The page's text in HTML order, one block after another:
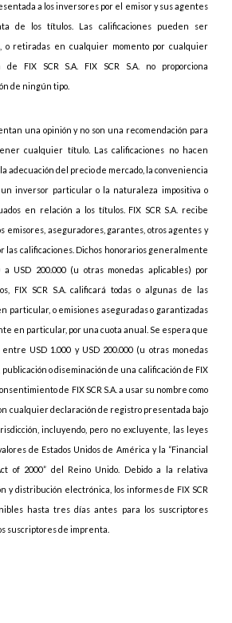
a los inversores por el emisor y sus agentes
de los títulos. Las calificaciones pueden ser
o retiradas en cualquier momento por cualquier
FIX SCR S.A. FIX SCR S.A. no proporciona
de ningún tipo.
una opinión y no son una recomendación para
cualquier título. Las calificaciones no hacen
adecuación del precio de mercado, la conveniencia
inversor particular o la naturaleza impositiva o
en relación a los títulos. FIX SCR S.A. recibe
emisores, aseguradores, garantes, otros agentes y
las calificaciones. Dichos honorarios generalmente
a USD 200.000 (u otras monedas aplicables) por
FIX SCR S.A. calificará todas o algunas de las
particular, o emisiones aseguradas o garantizadas
en particular, por una cuota anual. Se espera que
USD 1.000 y USD 200.000 (u otras monedas
o diseminación de una calificación de FIX
de FIX SCR S.A. a usar su nombre como
cualquier declaración de registro presentada bajo
incluyendo, pero no excluyente, las leyes
de Estados Unidos de América y la “Financial
of 2000” del Reino Unido. Debido a la relativa
y distribución electrónica, los informes de FIX SCR
hasta tres días antes para los suscriptores
suscriptores de imprenta.